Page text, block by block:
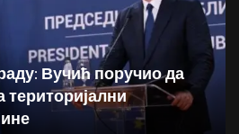
Вучић поручио да
територијални